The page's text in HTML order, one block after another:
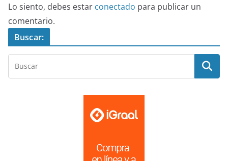
Lo siento, debes estar conectado para publicar un
comentario.
Buscar: